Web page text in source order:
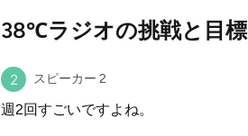
38℃ラジオの挑戦と目標
スピーカー 2
週2回すごいですよね。